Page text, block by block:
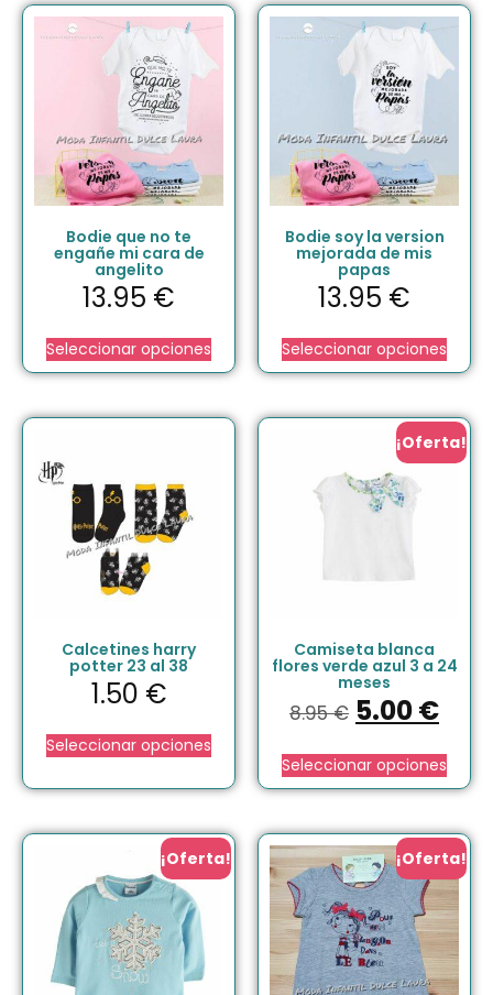
Bodie que no te
engañe mi cara de
angelito
13.95 €
Seleccionar opciones
Bodie soy la version
mejorada de mis
papas
13.95 €
Seleccionar opciones
Calcetines harry
potter 23 al 38
1.50 €
Seleccionar opciones
¡Oferta!
Camiseta blanca
flores verde azul 3 a 24
meses
8.95€ 5.00€
Seleccionar opciones
¡Oferta! ¡Oferta!